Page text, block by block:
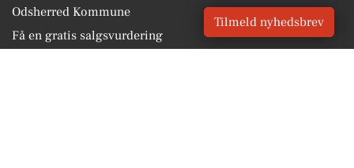
Odsherred Kommune
Få en gratis salgsvurdering
Tilmeld nyhedsbrev